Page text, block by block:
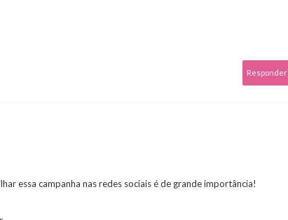
Responder
essa campanha nas redes sociais é de grande importância!